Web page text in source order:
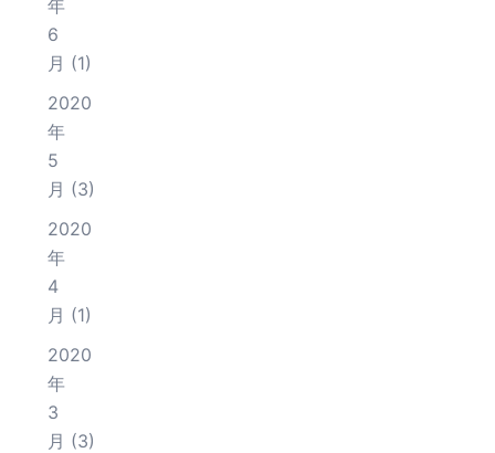
年
6
月 (1)
2020
年
5
月 (3)
2020
年
4
月 (1)
2020
年
3
月 (3)